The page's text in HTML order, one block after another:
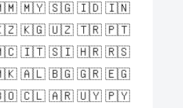
🇲🇾 🇸🇬 🇮🇩 🇮🇳
🇰🇬 🇺🇿 🇹🇷 🇵🇹
🇮🇹 🇸🇮 🇭🇷 🇷🇸
🇦🇱 🇧🇬 🇬🇷 🇪🇬
🇨🇱 🇦🇷 🇺🇾 🇵🇾